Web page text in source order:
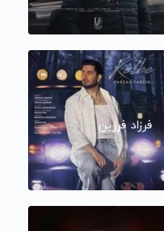
فرزاد فرزین